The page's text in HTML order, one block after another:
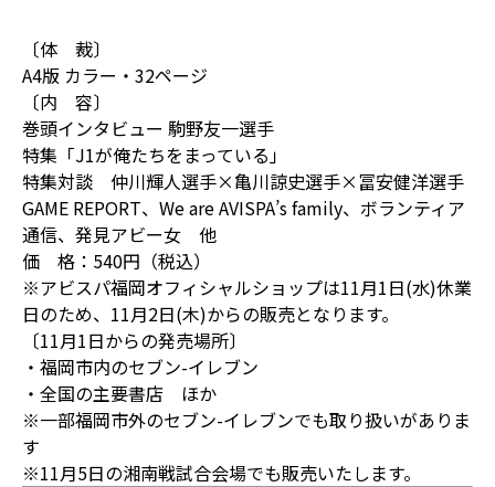
〔体 裁〕
A4版 カラー・32ページ
〔内 容〕
巻頭インタビュー 駒野友一選手
特集「J1が俺たちをまっている」
特集対談 仲川輝人選手×亀川諒史選手×冨安健洋選手
GAME REPORT、We are AVISPA’s family、ボランティア
通信、発見アビー女 他
価 格：540円（税込）
※アビスパ福岡オフィシャルショップは11月1日(水)休業
日のため、11月2日(木)からの販売となります。
〔11月1日からの発売場所〕
・福岡市内のセブン-イレブン
・全国の主要書店 ほか
※一部福岡市外のセブン-イレブンでも取り扱いがありま
す
※11月5日の湘南戦試合会場でも販売いたします。